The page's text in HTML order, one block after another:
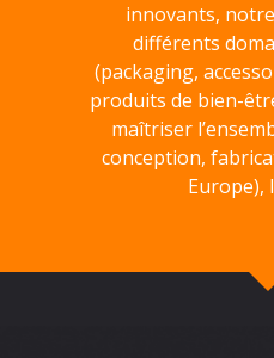
innovants,
différents
(packaging,
produits de bien-
maîtriser
conception,
Europe),